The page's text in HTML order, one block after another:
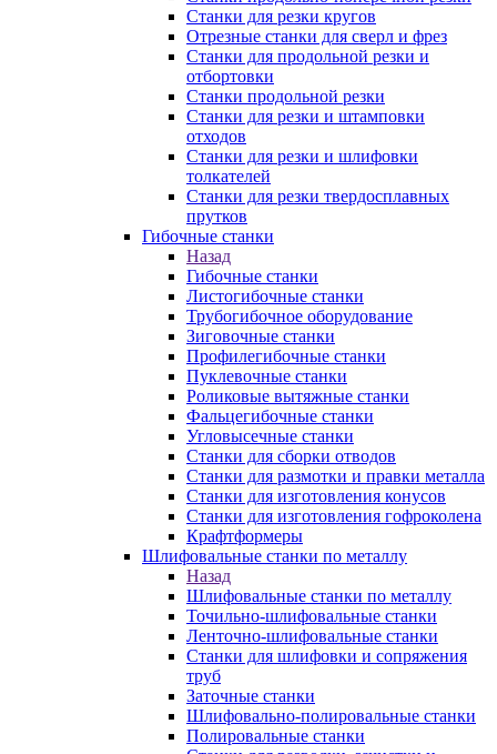
Станки для резки кругов
Отрезные станки для сверл и фрез
Станки для продольной резки и
отбортовки
Станки продольной резки
Станки для резки и штамповки
отходов
Станки для резки и шлифовки
толкателей
Станки для резки твердосплавных
прутков
Гибочные станки
Назад
Гибочные станки
Листогибочные станки
Трубогибочное оборудование
Зиговочные станки
Профилегибочные станки
Пуклевочные станки
Роликовые вытяжные станки
Фальцегибочные станки
Угловысечные станки
Станки для сборки отводов
Станки для размотки и правки металла
Станки для изготовления конусов
Станки для изготовления гофроколена
Крафтформеры
Шлифовальные станки по металлу
Назад
Шлифовальные станки по металлу
Точильно-шлифовальные станки
Ленточно-шлифовальные станки
Станки для шлифовки и сопряжения
труб
Заточные станки
Шлифовально-полировальные станки
Полировальные станки